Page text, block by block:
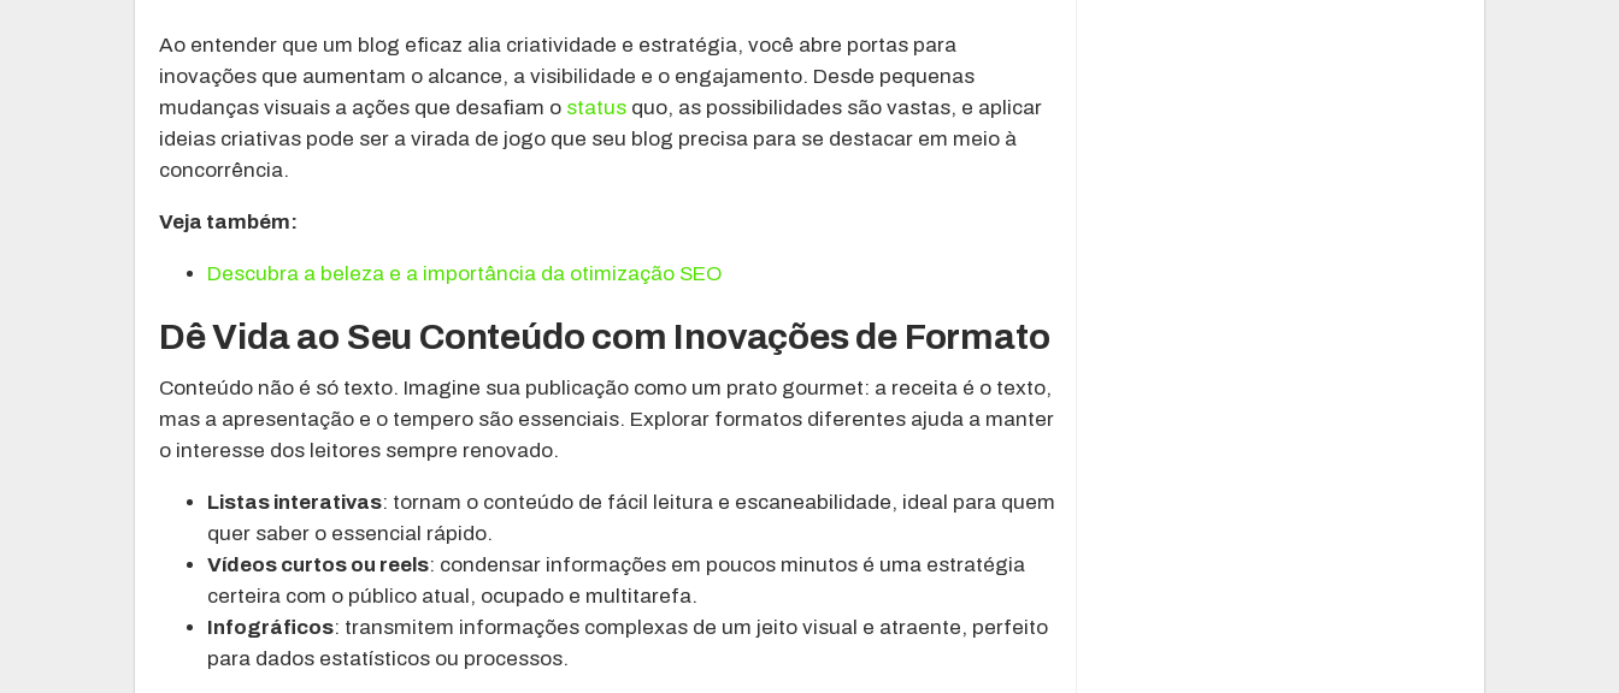
Ao entender que um blog eficaz alia criatividade e estratégia, você abre portas para
inovações que aumentam o alcance, a visibilidade e o engajamento. Desde pequenas
mudanças visuais a ações que desafiam o status quo, as possibilidades são vastas, e aplicar
ideias criativas pode ser a virada de jogo que seu blog precisa para se destacar em meio à
concorrência.
Veja também:
Descubra a beleza e a importância da otimização SEO
Dê Vida ao Seu Conteúdo com Inovações de Formato
Conteúdo não é só texto. Imagine sua publicação como um prato gourmet: a receita é o texto,
mas a apresentação e o tempero são essenciais. Explorar formatos diferentes ajuda a manter
o interesse dos leitores sempre renovado.
Listas interativas: tornam o conteúdo de fácil leitura e escaneabilidade, ideal para quem
quer saber o essencial rápido.
Vídeos curtos ou reels: condensar informações em poucos minutos é uma estratégia
certeira com o público atual, ocupado e multitarefa.
Infográficos: transmitem informações complexas de um jeito visual e atraente, perfeito
para dados estatísticos ou processos.